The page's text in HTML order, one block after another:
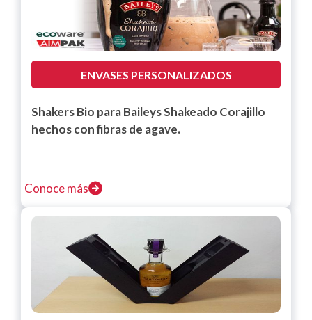
ENVASES PERSONALIZADOS
Shakers Bio para Baileys Shakeado Corajillo
hechos con fibras de agave.
Conoce más